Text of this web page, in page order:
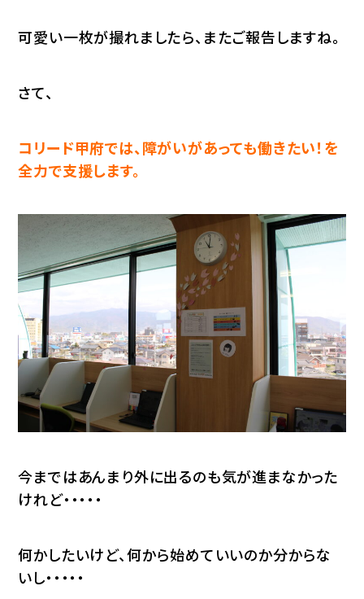
可愛い一枚が撮れましたら、またご報告しますね。
さて、
コリード甲府では、障がいがあっても働きたい！を
全力で支援します。
今まではあんまり外に出るのも気が進まなかった
けれど・・・・・
何かしたいけど、何から始めていいのか分からな
いし・・・・・